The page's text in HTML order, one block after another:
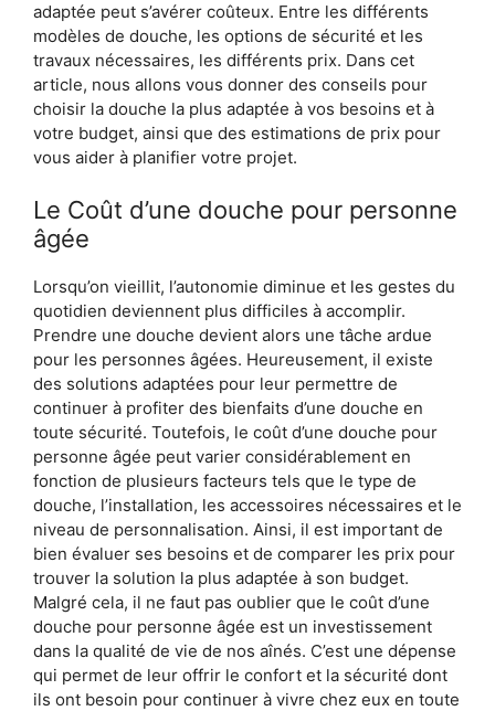
adaptée peut s’avérer coûteux. Entre les différents
modèles de douche, les options de sécurité et les
travaux nécessaires, les différents prix. Dans cet
article, nous allons vous donner des conseils pour
choisir la douche la plus adaptée à vos besoins et à
votre budget, ainsi que des estimations de prix pour
vous aider à planifier votre projet.
Le Coût d’une douche pour personne
âgée
Lorsqu’on vieillit, l’autonomie diminue et les gestes du
quotidien deviennent plus difficiles à accomplir.
Prendre une douche devient alors une tâche ardue
pour les personnes âgées. Heureusement, il existe
des solutions adaptées pour leur permettre de
continuer à profiter des bienfaits d’une douche en
toute sécurité. Toutefois, le coût d’une douche pour
personne âgée peut varier considérablement en
fonction de plusieurs facteurs tels que le type de
douche, l’installation, les accessoires nécessaires et le
niveau de personnalisation. Ainsi, il est important de
bien évaluer ses besoins et de comparer les prix pour
trouver la solution la plus adaptée à son budget.
Malgré cela, il ne faut pas oublier que le coût d’une
douche pour personne âgée est un investissement
dans la qualité de vie de nos aînés. C’est une dépense
qui permet de leur offrir le confort et la sécurité dont
ils ont besoin pour continuer à vivre chez eux en toute